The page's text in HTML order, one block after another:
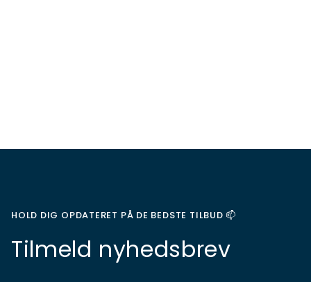
HOLD DIG OPDATERET PÅ DE BEDSTE TILBUD 📫
Tilmeld nyhedsbrev